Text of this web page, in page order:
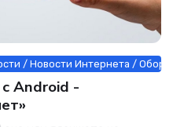
/ Новости Интернета /
Android -